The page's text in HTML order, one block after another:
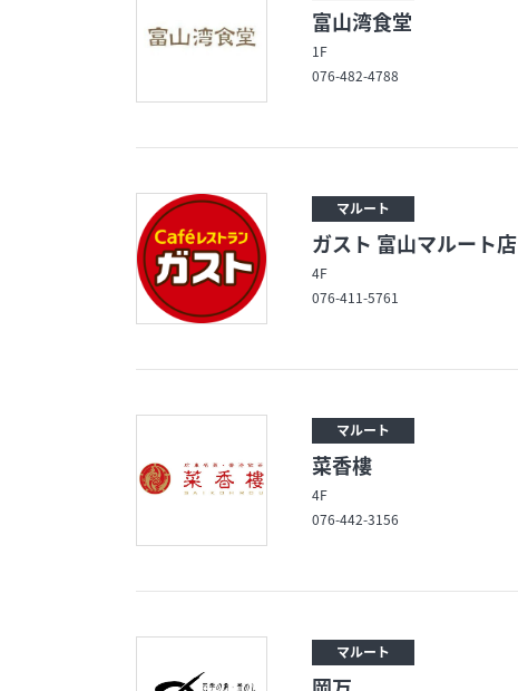
富山湾食堂
1F
076-482-4788
マルート
ガスト 富山マルート店
4F
076-411-5761
マルート
菜香樓
4F
076-442-3156
マルート